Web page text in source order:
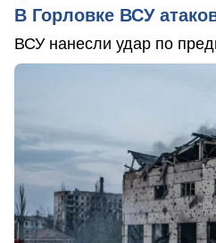
В Горловке ВСУ
ВСУ нанесли удар по